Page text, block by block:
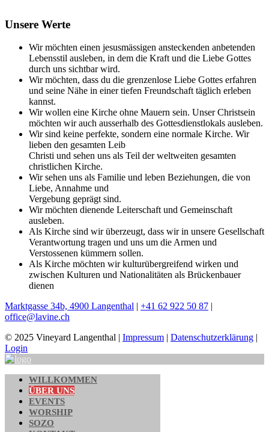
Unsere Werte
Wir möchten einen jesusmässigen ansteckenden anbetenden
Lebensstil ausleben, in dem die Kraft und die Liebe Gottes
durch uns sichtbar wird.
Wir möchten, dass du die grenzenlose Liebe Gottes erfahren
und seine Nähe in einer tiefen Freundschaft täglich erleben
kannst.
Wir wollen eine Kirche ohne Mauern sein. Unser Christsein
möchten wir auch ausserhalb des Gottesdienstlokals ausleben.
Wir sind keine perfekte, sondern eine normale Kirche. Wir
lieben den gesamten Leib
Christi und sehen uns als Teil der weltweiten gesamten
christlichen Kirche.
Wir sehen uns als Familie und leben Beziehungen, die von
Liebe, Annahme und
Vergebung geprägt sind.
Wir möchten dienende Leiterschaft und Gemeinschaft
ausleben.
Als Kirche sind wir überzeugt, dass wir in unsere Gesellschaft
Verantwortung tragen und uns um die Armen und
Verstossenen kümmern sollen.
Als Kirche möchten wir kulturübergreifend wirken und
zwischen Kulturen und Nationalitäten als Brückenbauer
dienen
Marktgasse 34b, 4900 Langenthal | +41 62 922 50 87 |
office@lavine.ch
© 2025 Vineyard Langenthal | Impressum | Datenschutzerklärung |
Login
WILLKOMMEN
ÜBER UNS
EVENTS
WORSHIP
SOZO